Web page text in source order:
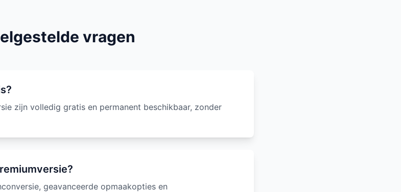
vragen
zijn volledig gratis en permanent beschikbaar, zonder
geavanceerde opmaakopties en